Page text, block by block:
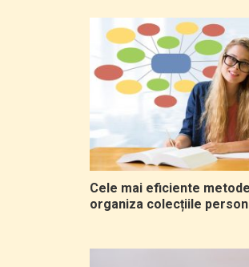
Cele mai eficiente
organiza colecțiile